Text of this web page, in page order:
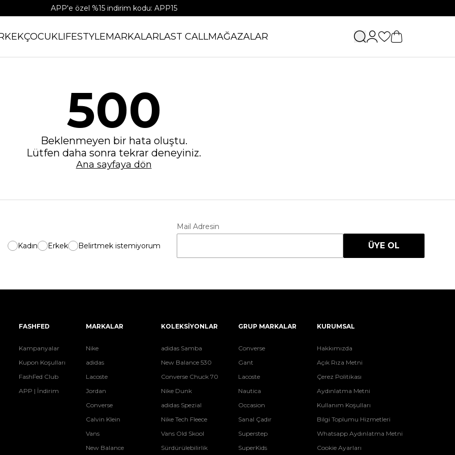
APP'e özel %15 indirim kodu: APP15
ÇOCUKLIFESTYLEMARKALARLAST CALLMAĞAZALAR
500
Beklenmeyen bir hata oluştu.
Lütfen daha sonra tekrar deneyiniz.
Ana sayfaya dön
Kadın Erkek Belirtmek istemiyorum
Mail Adresin
ÜYE OL
FASHFED
Kampanyalar
Kupon Koşulları
FashFed Club
APP | İndirim
MARKALAR
Nike
adidas
Lacoste
Jordan
Converse
Calvin Klein
Vans
New Balance
KOLEKSİYONLAR
adidas Samba
New Balance 530
Converse Chuck 70
Nike Dunk
adidas Spezial
Nike Tech Fleece
Vans Old Skool
Sürdürülebilirlik
GRUP MARKALAR
Converse
Gant
Lacoste
Nautica
Occasion
Sanal Çadır
Superstep
SuperKids
KURUMSAL
Hakkımızda
Açık Rıza Metni
Çerez Politikası
Aydınlatma Metni
Kullanım Koşulları
Bilgi Toplumu Hizmetleri
Whatsapp Aydınlatma Metni
Cookie Ayarları